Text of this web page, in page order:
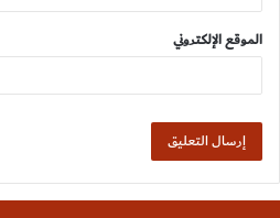
الموقع الإلكتروني